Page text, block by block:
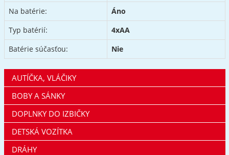
Na batérie:
Áno
Typ batérií:
4xAA
Batérie súčasťou:
Nie
AUTÍČKA, VLÁČIKY
BOBY A SÁNKY
DOPLNKY DO IZBIČKY
DETSKÁ VOZÍTKA
DRÁHY